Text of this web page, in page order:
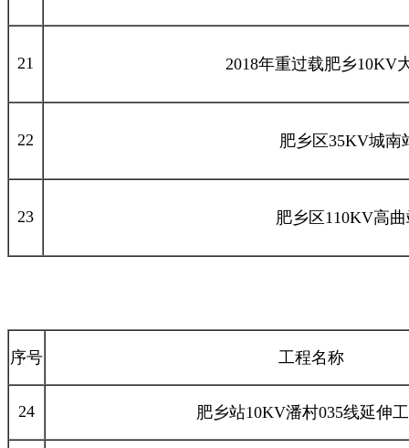
21 2018年重过载肥乡10KV
22 肥乡区35KV城南
23 肥乡区110KV高
序号 工程名称
24 肥乡站10KV潘村035线延伸